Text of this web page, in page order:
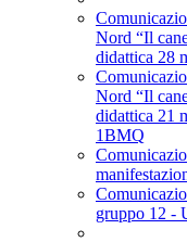
Nord “Il
didattica 28
Nord “Il
didattica 21
1BMQ
gruppo 12 -